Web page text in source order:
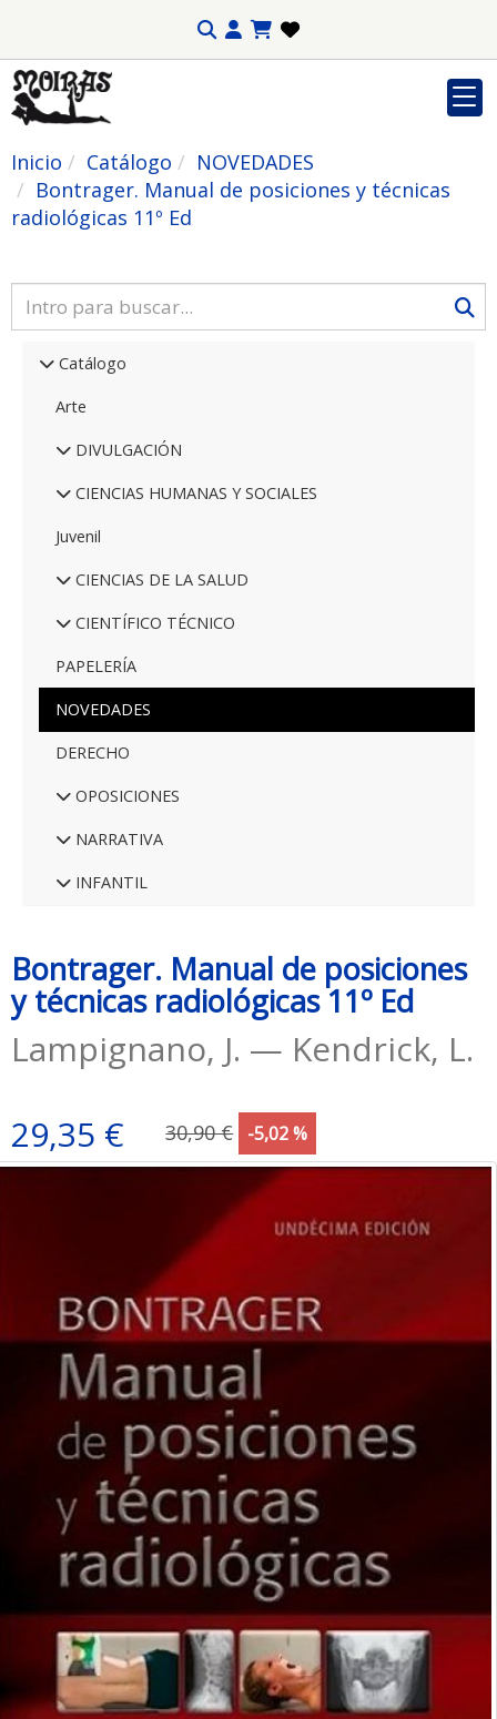
Inicio Catálogo
NOVEDADES
Bontrager. Manual de posiciones y técnicas
radiológicas 11º Ed
Catálogo
Arte
DIVULGACIÓN
CIENCIAS HUMANAS Y SOCIALES
Juvenil
CIENCIAS DE LA SALUD
CIENTÍFICO TÉCNICO
PAPELERÍA
NOVEDADES
DERECHO
OPOSICIONES
NARRATIVA
INFANTIL
Bontrager. Manual de posiciones
y técnicas radiológicas 11º Ed
Lampignano, J. — Kendrick, L.
29,35 €
30,90 € -5,02 %